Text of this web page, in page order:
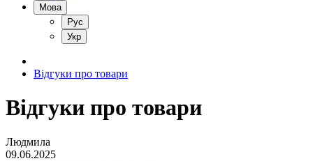
Мова
Рус
Укр
Відгуки про товари
Відгуки про товари
Людмила
09.06.2025